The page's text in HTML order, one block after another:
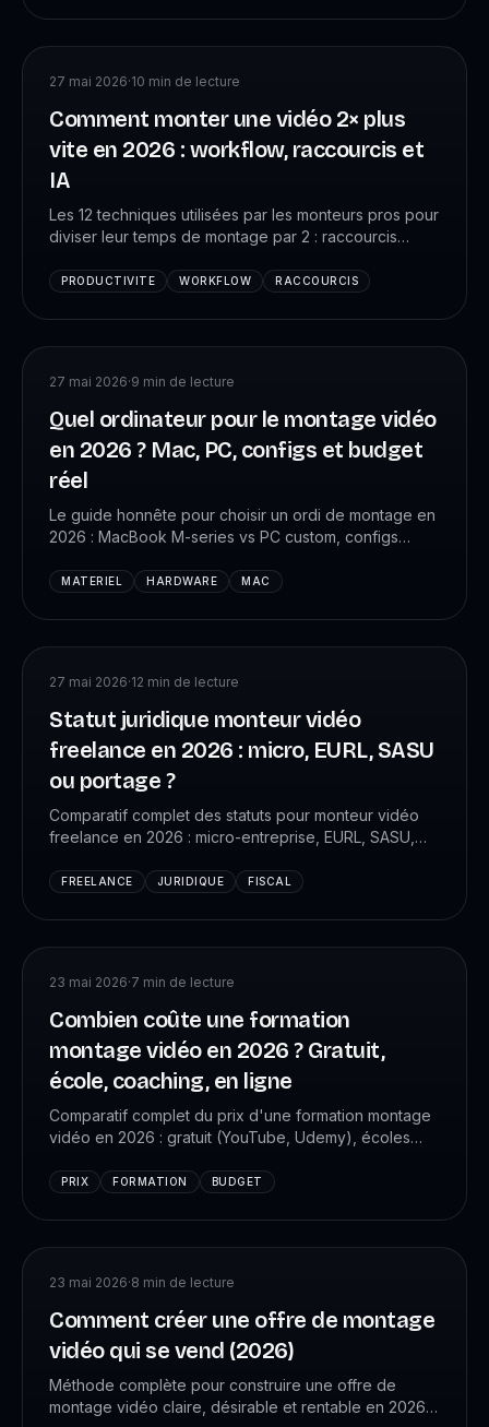
27 mai 2026·10 min de lecture
Comment monter une vidéo 2× plus
vite en 2026 : workflow, raccourcis et
IA
Les 12 techniques utilisées par les monteurs pros pour
diviser leur temps de montage par 2 : raccourcis
dérushage, sound design accéléré. Méthode VK
PRODUCTIVITE WORKFLOW RACCOURCIS
27 mai 2026·9 min de lecture
Quel ordinateur pour le montage vidéo
en 2026 ? Mac, PC, configs et budget
réel
Le guide honnête pour choisir un ordi de montage en
2026 : MacBook M-series vs PC custom, configs
(HD, 4K, motion). Avec les configs testées chez +4
MATERIEL HARDWARE MAC
27 mai 2026·12 min de lecture
Statut juridique monteur vidéo
freelance en 2026 : micro, EURL, SASU
ou portage ?
Comparatif complet des statuts pour monteur vidéo
freelance en 2026 : micro-entreprise, EURL, SASU,
passer de l'un à l'autre, cas concrets de monteurs VK
FREELANCE JURIDIQUE FISCAL
23 mai 2026·7 min de lecture
Combien coûte une formation
montage vidéo en 2026 ? Gratuit,
école, coaching, en ligne
Comparatif complet du prix d'une formation montage
vidéo en 2026 : gratuit (YouTube, Udemy), écoles
budget pour quel résultat.
PRIX FORMATION BUDGET
23 mai 2026·8 min de lecture
Comment créer une offre de montage
vidéo qui se vend (2026)
Méthode complète pour construire une offre de
montage vidéo claire, désirable et rentable en 2026 :